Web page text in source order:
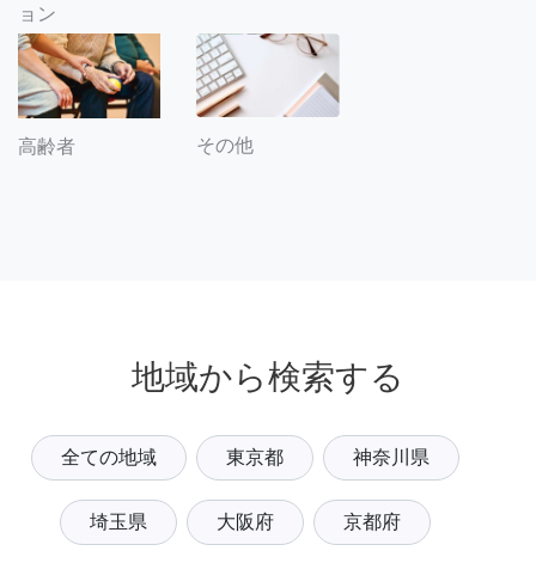
ョン
高齢者 その他
地域から検索する
全ての地域 東京都 神奈川県
埼玉県 大阪府 京都府